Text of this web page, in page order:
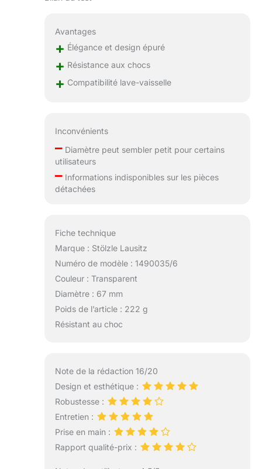
Avantages
+ Élégance et design épuré
+ Résistance aux chocs
+ Compatibilité lave-vaisselle
Inconvénients
–Diamètre peut sembler petit pour certains
utilisateurs
–Informations indisponibles sur les pièces
détachées
Fiche technique
Marque : Stölzle Lausitz
Numéro de modèle : 1490035/6
Couleur : Transparent
Diamètre : 67 mm
Poids de l’article : 222 g
Résistant au choc
Note de la rédaction 16/20
Design et esthétique :
Robustesse :
Entretien :
Prise en main :
Rapport qualité-prix :